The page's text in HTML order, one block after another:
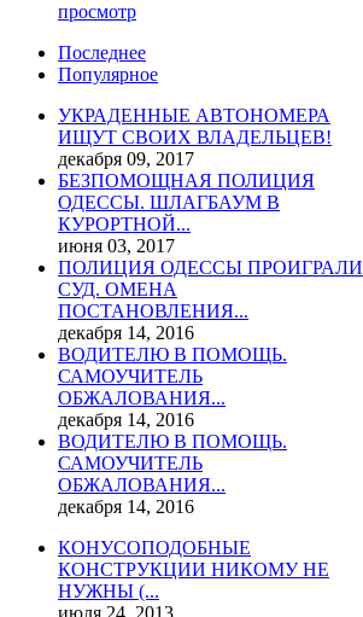
просмотр
Последнее
Популярное
УКРАДЕННЫЕ АВТОНОМЕРА
ИЩУТ СВОИХ ВЛАДЕЛЬЦЕВ!
декабря 09, 2017
БЕЗПОМОЩНАЯ ПОЛИЦИЯ
ОДЕССЫ. ШЛАГБАУМ В
КУРОРТНОЙ...
июня 03, 2017
ПОЛИЦИЯ ОДЕССЫ ПРОИГРАЛИ
СУД. ОМЕНА
ПОСТАНОВЛЕНИЯ...
декабря 14, 2016
ВОДИТЕЛЮ В ПОМОЩЬ.
САМОУЧИТЕЛЬ
ОБЖАЛОВАНИЯ...
декабря 14, 2016
ВОДИТЕЛЮ В ПОМОЩЬ.
САМОУЧИТЕЛЬ
ОБЖАЛОВАНИЯ...
декабря 14, 2016
КОНУСОПОДОБНЫЕ
КОНСТРУКЦИИ НИКОМУ НЕ
НУЖНЫ (...